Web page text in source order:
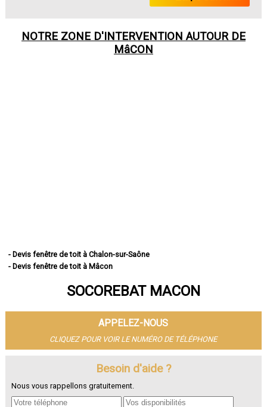
NOTRE ZONE D'INTERVENTION AUTOUR DE
MâCON
- Devis fenêtre de toit à Chalon-sur-Saône
- Devis fenêtre de toit à Mâcon
- Devis fenêtre de toit à Montceau-les-Mines
- Devis fenêtre de toit à Paray-le-Monial
- Devis fenêtre de toit à Saint-Vallier
- Devis fenêtre de toit à Digoin
- Devis fenêtre de toit à Gueugnon
- Devis fenêtre de toit à Charnay-lès-Mâcon
- Devis fenêtre de toit à Blanzy
- Devis fenêtre de toit à Louhans
- Devis fenêtre de toit à Tournus
SOCOREBAT MACON
APPELEZ-NOUS
CLIQUEZ POUR VOIR LE NUMÉRO DE TÉLÉPHONE
Besoin d'aide ?
Nous vous rappellons gratuitement.